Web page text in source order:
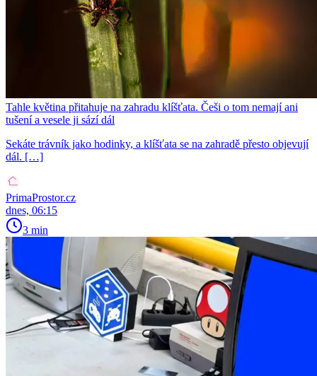
Tahle květina přitahuje na zahradu klíšťata. Češi o tom nemají ani
tušení a vesele ji sází dál
Sekáte trávník jako hodinky, a klíšťata se na zahradě přesto objevují
dál. […]
PrimaProstor.cz
dnes, 06:15
3 min